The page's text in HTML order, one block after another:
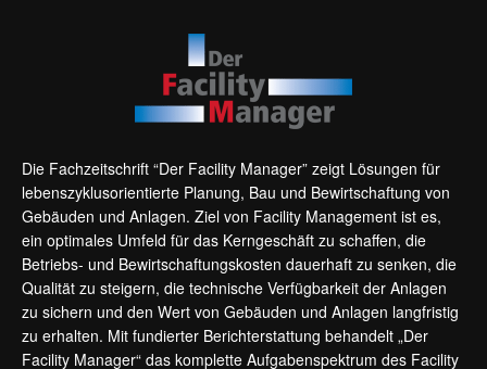
Die Fachzeitschrift “Der Facility Manager” zeigt Lösungen für
lebenszyklusorientierte Planung, Bau und Bewirtschaftung von
Gebäuden und Anlagen. Ziel von Facility Management ist es,
ein optimales Umfeld für das Kerngeschäft zu schaffen, die
Betriebs- und Bewirtschaftungskosten dauerhaft zu senken, die
Qualität zu steigern, die technische Verfügbarkeit der Anlagen
zu sichern und den Wert von Gebäuden und Anlagen langfristig
zu erhalten. Mit fundierter Berichterstattung behandelt „Der
Facility Manager“ das komplette Aufgabenspektrum des Facility